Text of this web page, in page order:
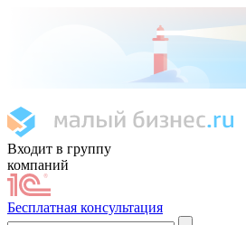
Входит в группу
компаний
Бесплатная консультация